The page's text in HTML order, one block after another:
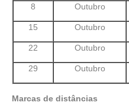
8 Outubro
15 Outubro
22 Outubro
29 Outubro
Marcas de distâncias